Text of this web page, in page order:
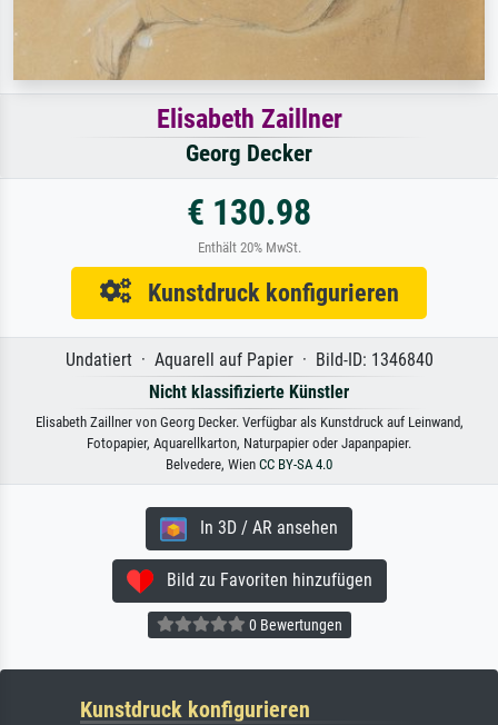
Elisabeth Zaillner
Georg Decker
€ 130.98
Enthält 20% MwSt.
Kunstdruck konfigurieren
Undatiert · Aquarell auf Papier · Bild-ID: 1346840
Nicht klassifizierte Künstler
Elisabeth Zaillner von Georg Decker. Verfügbar als Kunstdruck auf Leinwand,
Fotopapier, Aquarellkarton, Naturpapier oder Japanpapier.
Belvedere, Wien CC BY-SA 4.0
In 3D / AR ansehen
Bild zu Favoriten hinzufügen
0 Bewertungen
Kunstdruck konfigurieren